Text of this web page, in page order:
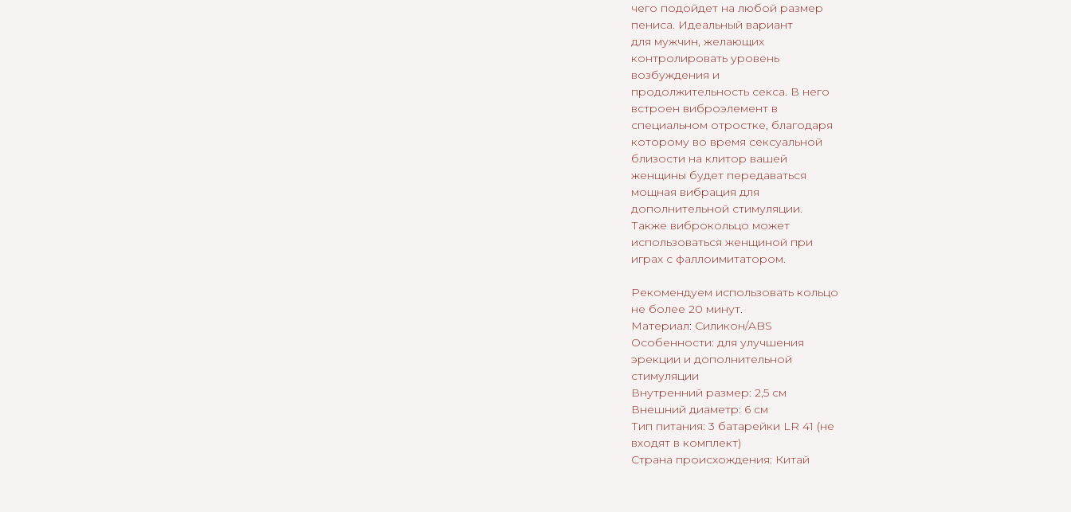
чего подойдет на любой размер
пениса. Идеальный вариант
для мужчин, желающих
контролировать уровень
возбуждения и
продолжительность секса. В него
встроен виброэлемент в
специальном отростке, благодаря
которому во время сексуальной
близости на клитор вашей
женщины будет передаваться
мощная вибрация для
дополнительной стимуляции.
Также виброкольцо может
использоваться женщиной при
играх с фаллоимитатором.
Рекомендуем использовать кольцо
не более 20 минут.
Материал: Силикон/ABS
Особенности: для улучшения
эрекции и дополнительной
стимуляции
Внутренний размер: 2,5 см
Внешний диаметр: 6 см
Тип питания: 3 батарейки LR 41 (не
входят в комплект)
Страна происхождения: Китай